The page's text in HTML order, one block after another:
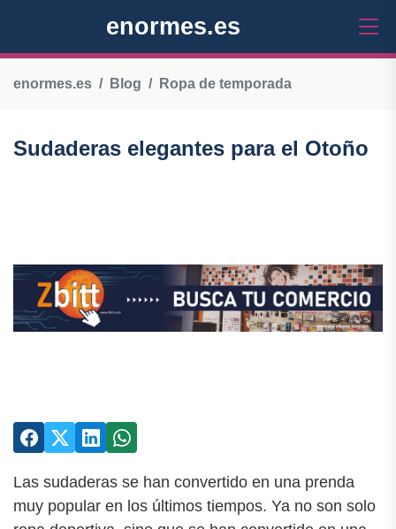
enormes.es
enormes.es Blog Ropa de temporada
Sudaderas elegantes para el Otoño
Las sudaderas se han convertido en una prenda
muy popular en los últimos tiempos. Ya no son solo